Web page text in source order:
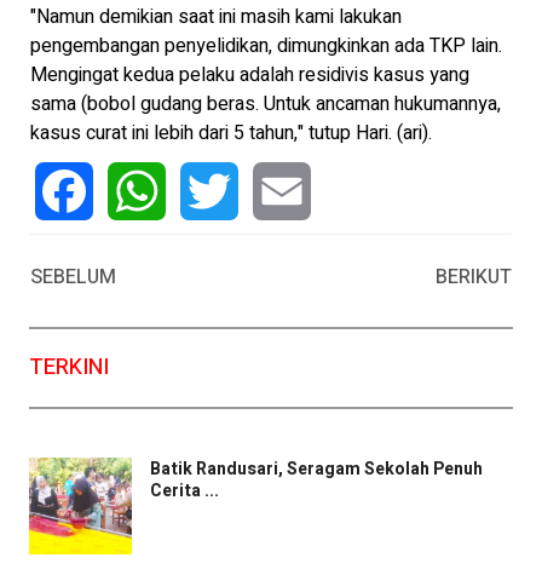
"Namun demikian saat ini masih kami lakukan
pengembangan penyelidikan, dimungkinkan ada TKP lain.
Mengingat kedua pelaku adalah residivis kasus yang
sama (bobol gudang beras. Untuk ancaman hukumannya,
kasus curat ini lebih dari 5 tahun," tutup Hari. (ari).
SEBELUM
BERIKUT
TERKINI
Batik Randusari, Seragam Sekolah Penuh
Cerita ...